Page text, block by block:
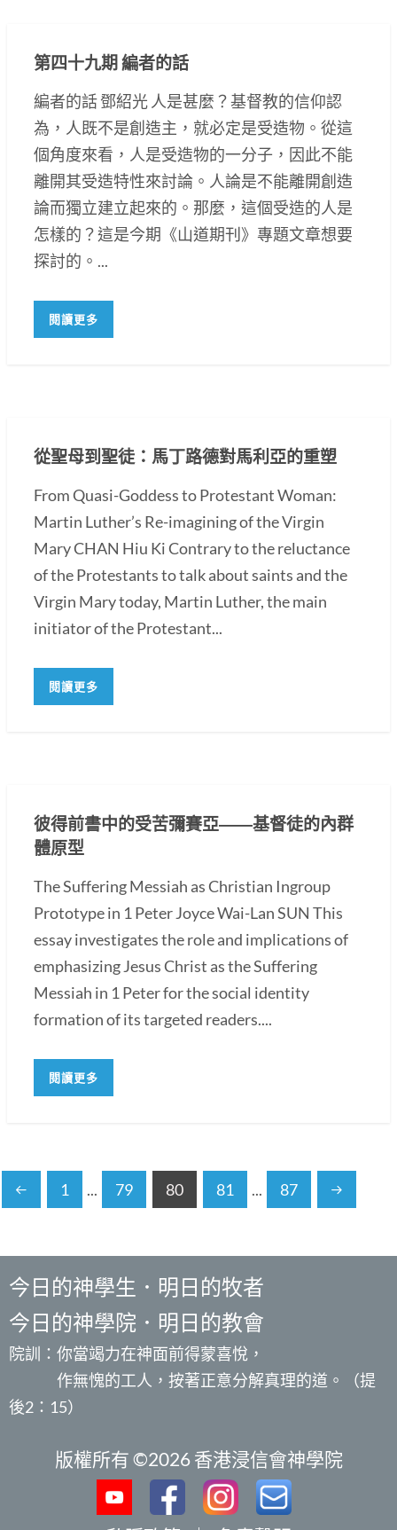
第四十九期 編者的話
編者的話 鄧紹光 人是甚麼？基督教的信仰認
為，人既不是創造主，就必定是受造物。從這
個角度來看，人是受造物的一分子，因此不能
離開其受造特性來討論。人論是不能離開創造
論而獨立建立起來的。那麼，這個受造的人是
怎樣的？這是今期《山道期刊》專題文章想要
探討的。...
閱讀更多
從聖母到聖徒：馬丁路德對馬利亞的重塑
From Quasi-Goddess to Protestant Woman:
Martin Luther’s Re-imagining of the Virgin
Mary CHAN Hiu Ki Contrary to the reluctance
of the Protestants to talk about saints and the
Virgin Mary today, Martin Luther, the main
initiator of the Protestant...
閱讀更多
彼得前書中的受苦彌賽亞――基督徒的內群
體原型
The Suffering Messiah as Christian Ingroup
Prototype in 1 Peter Joyce Wai-Lan SUN This
essay investigates the role and implications of
emphasizing Jesus Christ as the Suffering
Messiah in 1 Peter for the social identity
formation of its targeted readers....
閱讀更多
1 ... 79 80 81 ... 87
今日的神學生．明日的牧者
今日的神學院．明日的教會
院訓：你當竭力在神面前得蒙喜悅，
作無愧的工人，按著正意分解真理的道。（提
後2：15）
版權所有 ©2026 香港浸信會神學院